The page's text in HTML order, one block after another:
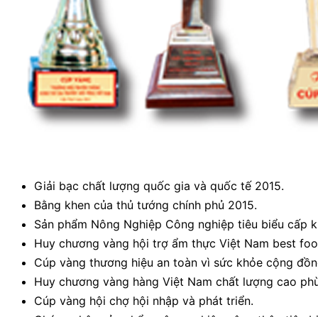
Giải bạc chất lượng quốc gia và quốc tế 2015.
Bằng khen của thủ tướng chính phủ 2015.
Sản phẩm Nông Nghiệp Công nghiệp tiêu biểu cấp
Huy chương vàng hội trợ ẩm thực Việt Nam best
Cúp vàng thương hiệu an toàn vì sức khỏe cộng
Huy chương vàng hàng Việt Nam chất lượng cao
Cúp vàng hội chợ hội nhập và phát triển.